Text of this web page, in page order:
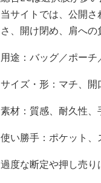
当サイトでは、公開
さ、開け閉め、肩へ
用途：バッグ／ポー
サイズ・形：マチ、開
素材：質感、耐久性、
使い勝手：ポケット
過度な断定や押し売り